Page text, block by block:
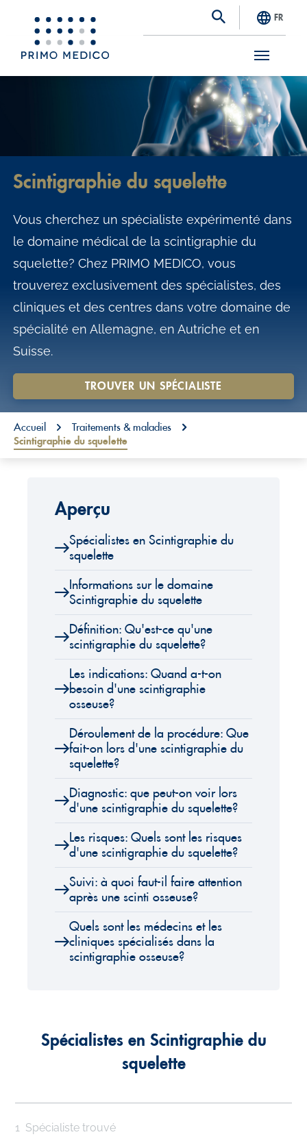
S
FR
Scintigraphie du squelette
Vous cherchez un spécialiste expérimenté dans
le domaine médical de la scintigraphie du
squelette? Chez PRIMO MEDICO, vous
trouverez exclusivement des spécialistes, des
cliniques et des centres dans votre domaine de
spécialité en Allemagne, en Autriche et en
Suisse.
TROUVER UN SPÉCIALISTE
You are here:
Accueil
Traitements & maladies
Scintigraphie du squelette
Aperçu
Spécialistes en Scintigraphie du
squelette
Informations sur le domaine
Scintigraphie du squelette
Définition: Qu'est-ce qu'une
scintigraphie du squelette?
Les indications: Quand a-t-on
besoin d'une scintigraphie
osseuse?
Déroulement de la procédure: Que
fait-on lors d'une scintigraphie du
squelette?
Diagnostic: que peut-on voir lors
d'une scintigraphie du squelette?
Les risques: Quels sont les risques
d'une scintigraphie du squelette?
Suivi: à quoi faut-il faire attention
après une scinti osseuse?
Quels sont les médecins et les
cliniques spécialisés dans la
scintigraphie osseuse?
Spécialistes en Scintigraphie du
squelette
1 Spécialiste trouvé